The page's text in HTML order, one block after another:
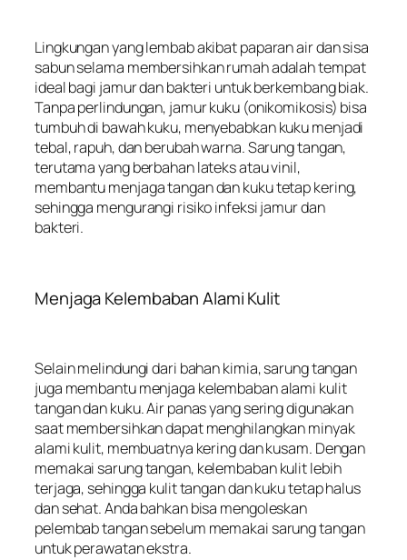
Lingkungan yang lembab akibat paparan air dan sisa
sabun selama membersihkan rumah adalah tempat
ideal bagi jamur dan bakteri untuk berkembang biak.
Tanpa perlindungan, jamur kuku (onikomikosis) bisa
tumbuh di bawah kuku, menyebabkan kuku menjadi
tebal, rapuh, dan berubah warna. Sarung tangan,
terutama yang berbahan lateks atau vinil,
membantu menjaga tangan dan kuku tetap kering,
sehingga mengurangi risiko infeksi jamur dan
bakteri.
Menjaga Kelembaban Alami Kulit
Selain melindungi dari bahan kimia, sarung tangan
juga membantu menjaga kelembaban alami kulit
tangan dan kuku. Air panas yang sering digunakan
saat membersihkan dapat menghilangkan minyak
alami kulit, membuatnya kering dan kusam. Dengan
memakai sarung tangan, kelembaban kulit lebih
terjaga, sehingga kulit tangan dan kuku tetap halus
dan sehat. Anda bahkan bisa mengoleskan
pelembab tangan sebelum memakai sarung tangan
untuk perawatan ekstra.